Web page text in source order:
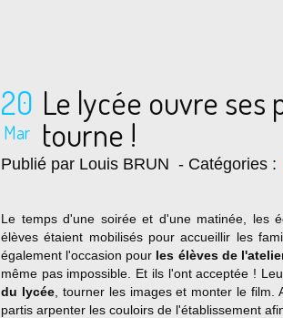
20
Mar
Le lycée ouvre ses
tourne !
Publié par Louis BRUN - Catégories :
Le temps d'une soirée et d'une matinée, les
élèves étaient mobilisés pour accueillir les
également l'occasion pour les élèves de
même pas impossible. Et ils l'ont acceptée !
du lycée, tourner les images et monter le film.
partis arpenter les couloirs de l'établissement